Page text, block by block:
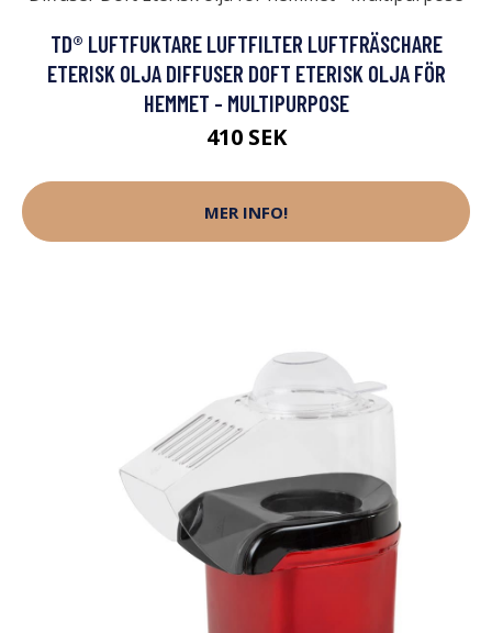
TD® LUFTFUKTARE LUFTFILTER LUFTFRÄSCHARE
ETERISK OLJA DIFFUSER DOFT ETERISK OLJA FÖR
HEMMET - MULTIPURPOSE
410 SEK
MER INFO!